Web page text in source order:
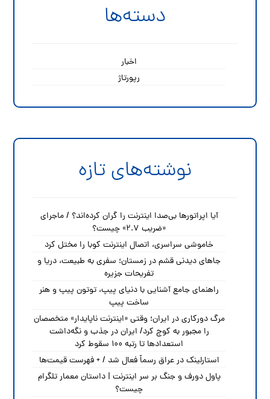
دسته‌ها
اخبار
رپورتاژ
نوشته‌های تازه
آیا اپراتورها بی‌صدا اینترنت را گران کرده‌اند؟ / ماجرای
«ضریب ۲.۷» چیست؟
خاموشی سراسری، اتصال اینترنت کوبا را مختل کرد
جاهای دیدنی قشم در زمستان؛ سفری به طبیعت، دریا و
تفریحات جزیره
راهنمای جامع آشنایی با دنیای پیپ، توتون پیپ و هنر
ساخت پیپ
مرگ دورکاری در ایران؛ وقتی «اینترنت ناپایدار» متخصصان
را مجبور به کوچ کرد/ ایران در جذب و نگه‌داشت
استعدادها تا رتبه ۱۰۰ سقوط کرد
استارلینک در عراق رسماً فعال شد / + فهرست قیمت‌ها
پاول دورف و جنگ بر سر اینترنت | داستان معمار تلگرام
چیست؟